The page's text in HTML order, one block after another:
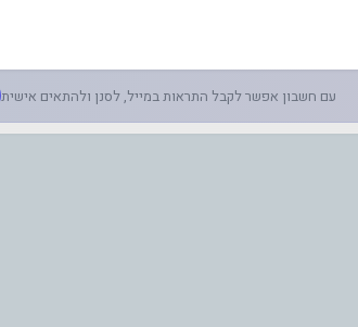
עם חשבון אפשר לקבל התראות במייל, לסנן ולהתאים אישית